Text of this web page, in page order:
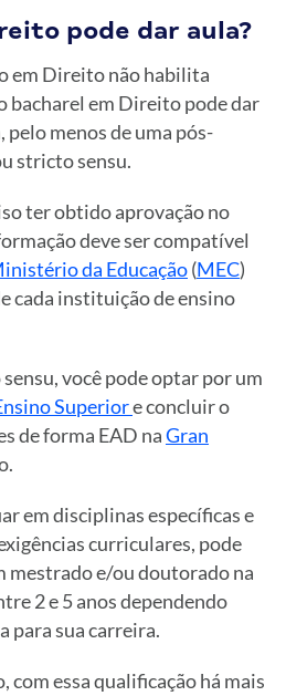
pode dar aula?
em Direito não habilita
bacharel em Direito pode dar
pelo menos de uma pós-
stricto sensu.
ter obtido aprovação no
deve ser compatível
da Educação(MEC)
cada instituição de ensino
você pode optar por um
Superiore concluir o
de forma EAD naGran
em disciplinas específicas e
curriculares, pode
mestrado e/ou doutorado na
2 e 5 anos dependendo
para sua carreira.
com essa qualificação há mais